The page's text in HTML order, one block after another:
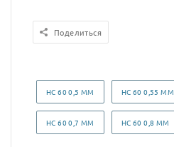
Поделиться
НС 60 0,5 ММ НС 60 0,55 ММ
НС 60 0,7 ММ НС 60 0,8 ММ